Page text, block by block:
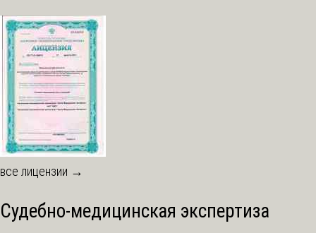
все лицензии →
Судебно-медицинская экспертиза